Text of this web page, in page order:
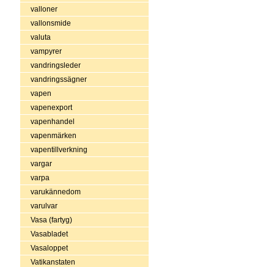
valloner
vallonsmide
valuta
vampyrer
vandringsleder
vandringssägner
vapen
vapenexport
vapenhandel
vapenmärken
vapentillverkning
vargar
varpa
varukännedom
varulvar
Vasa (fartyg)
Vasabladet
Vasaloppet
Vatikanstaten